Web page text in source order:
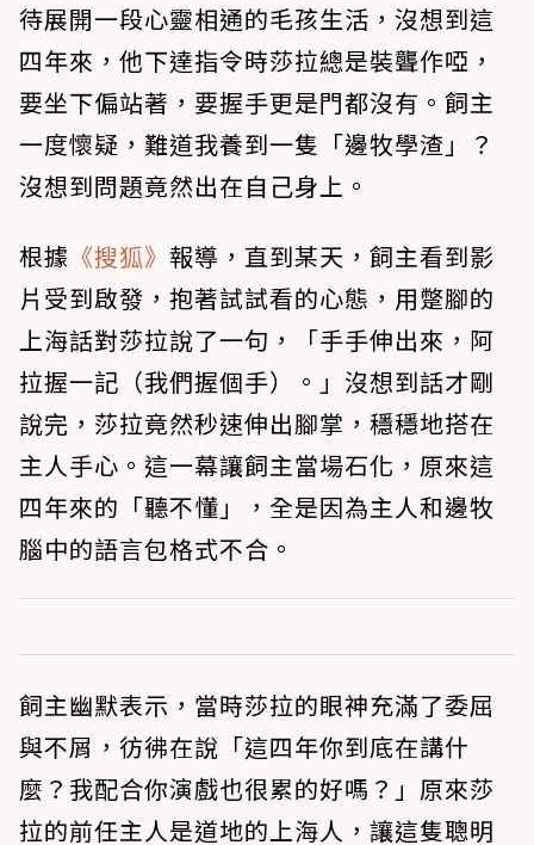
待展開一段心靈相通的毛孩生活，沒想到這
四年來，他下達指令時莎拉總是裝聾作啞，
要坐下偏站著，要握手更是門都沒有。飼主
一度懷疑，難道我養到一隻「邊牧學渣」？
沒想到問題竟然出在自己身上。
根據 《搜狐》 報導，直到某天，飼主看到影
片受到啟發，抱著試試看的心態，用蹩腳的
上海話對莎拉說了一句，「手手伸出來，阿
拉握一記（我們握個手）。」沒想到話才剛
說完，莎拉竟然秒速伸出腳掌，穩穩地搭在
主人手心。這一幕讓飼主當場石化，原來這
四年來的「聽不懂」，全是因為主人和邊牧
腦中的語言包格式不合。
飼主幽默表示，當時莎拉的眼神充滿了委屈
與不屑，彷彿在說「這四年你到底在講什
麼？我配合你演戲也很累的好嗎？」原來莎
拉的前任主人是道地的上海人，讓這隻聰明